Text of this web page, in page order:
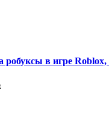
в игре Roblox,